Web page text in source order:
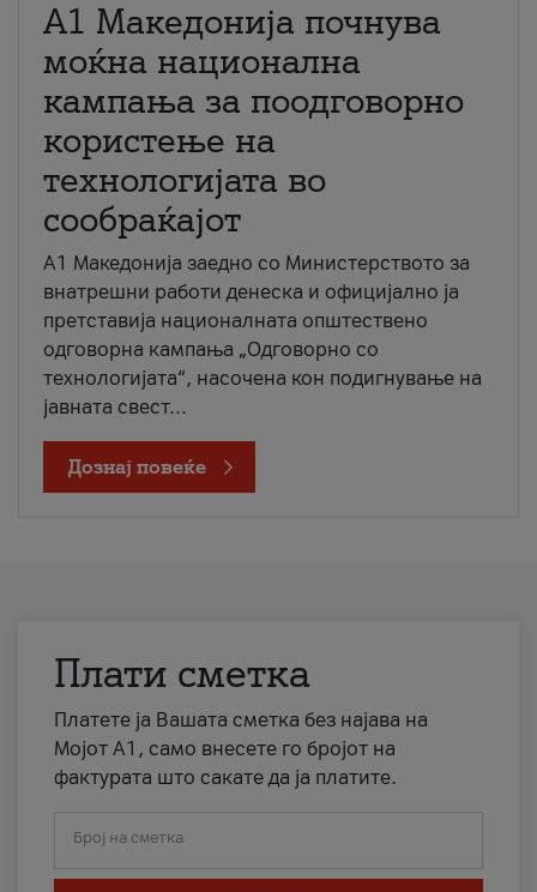
A1 Македонија почнува
моќна национална
кампања за поодговорно
користење на
технологијата во
сообраќајот
A1 Македонија заедно со Министерството за
внатрешни работи денеска и официјално ја
претставија националната општествено
одговорна кампања „Одговорно со
технологијата“, насочена кон подигнување на
јавната свест...
Дознај повеќе
Плати сметка
Платете ја Вашата сметка без најава на
Мојот А1, само внесете го бројот на
фактурата што сакате да ја платите.
Број на сметка